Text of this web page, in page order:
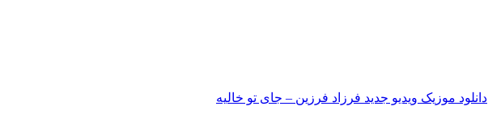
دانلود موزیک ویدیو جدید فرزاد فرزین – جای تو خالیه